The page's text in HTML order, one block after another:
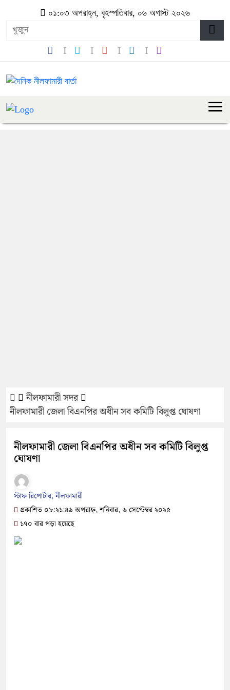
০১:০৩ অপরাহ্ন, বৃহস্পতিবার, ০৬ অগাস্ট ২০২৬
নীলফামারী সদর
নীলফামারী জেলা বিএনপির অধীন সব কমিটি বিলুপ্ত ঘোষণা
নীলফামারী জেলা বিএনপির অধীন সব কমিটি বিলুপ্ত
ঘোষণা
স্টাফ রিপোর্টার, নীলফামারী
প্রকাশিত ০৮:২১:৪৯ অপরাহ্ন, শনিবার, ৬ সেপ্টেম্বর ২০২৫
১৭০ বার পড়া হয়েছে